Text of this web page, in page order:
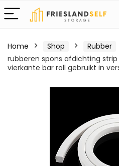
Home Shop Rubber
rubberen spons afdichting
vierkante bar roll gebruikt in